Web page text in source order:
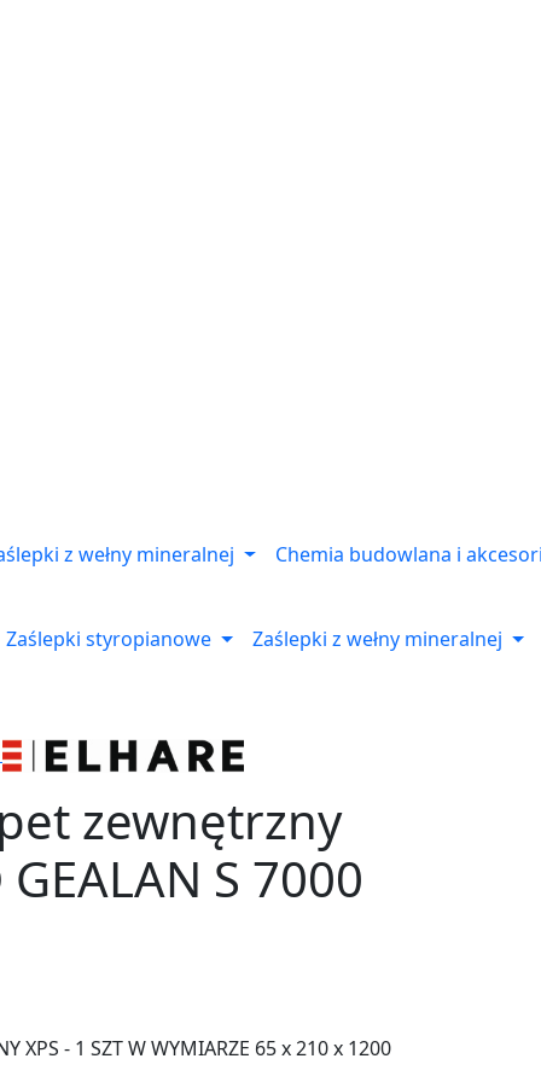
z wełny mineralnej Chemia budowlana i
Zaślepki styropianowe Zaślepki z wełny mineralnej
zewnętrzny
GEALAN S 7000
XPS - 1 SZT W WYMIARZE 65 x 210 x 1200